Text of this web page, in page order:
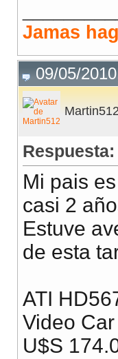
Jamas
09/05/
Mi pais
casi 2
Estuve
de esta
ATI
Video Car
U$S